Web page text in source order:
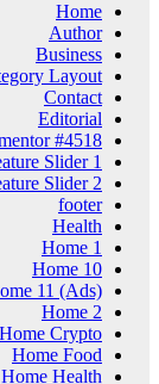
Home
Author
Business
Layout
Contact
Editorial
#4518
Slider 1
Slider 2
footer
Health
Home 1
Home 10
11 (Ads)
Home 2
Home Crypto
Home Food
Home Health